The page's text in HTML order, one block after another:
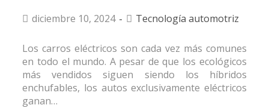
diciembre 10, 2024 Tecnología automotriz
Los carros eléctricos son cada vez más comunes
en todo el mundo. A pesar de que los ecológicos
más vendidos siguen siendo los híbridos
enchufables, los autos exclusivamente eléctricos
ganan…